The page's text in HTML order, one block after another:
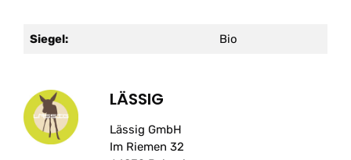
Siegel: Bio
LÄSSIG
Lässig GmbH
Im Riemen 32